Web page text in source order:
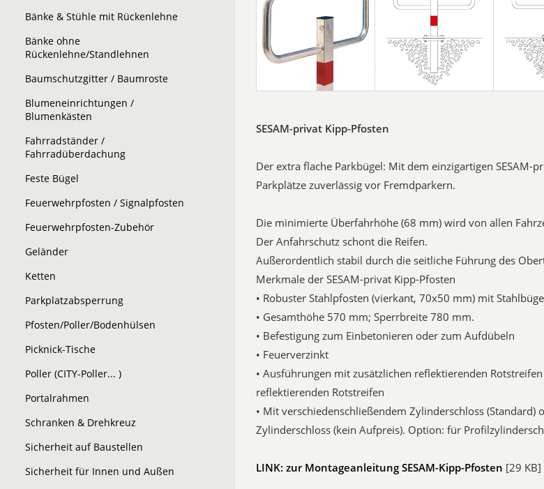
Bänke & Stühle mit Rückenlehne
Bänke ohne
Rückenlehne/Standlehnen
Baumschutzgitter / Baumroste
Blumeneinrichtungen /
Blumenkästen
Fahrradständer /
Fahrradüberdachung
Feste Bügel
Feuerwehrpfosten / Signalpfosten
Feuerwehrpfosten-Zubehör
Geländer
Ketten
Parkplatzabsperrung
Pfosten/Poller/Bodenhülsen
Picknick-Tische
Poller (CITY-Poller... )
Portalrahmen
Schranken & Drehkreuz
Sicherheit auf Baustellen
Sicherheit für Innen und Außen
SESAM-privat Kipp-Pfosten
Der extra flache Parkbügel: Mit dem einzigartigen SESAM-
Parkplätze zuverlässig vor Fremdparkern.
Die minimierte Überfahrhöhe (68 mm) wird von allen
Der Anfahrschutz schont die Reifen.
Außerordentlich stabil durch die seitliche Führung des
Merkmale der SESAM-privat Kipp-Pfosten
• Robuster Stahlpfosten (vierkant, 70x50 mm) mit
• Gesamthöhe 570 mm; Sperrbreite 780 mm.
• Befestigung zum Einbetonieren oder zum Aufdübeln
• Feuerverzinkt
• Ausführungen mit zusätzlichen reflektierenden
reflektierenden Rotstreifen
• Mit verschiedenschließendem Zylinderschloss (Standard)
Zylinderschloss (kein Aufpreis). Option: für
LINK: zur Montageanleitung SESAM-Kipp-Pfosten [29 KB]